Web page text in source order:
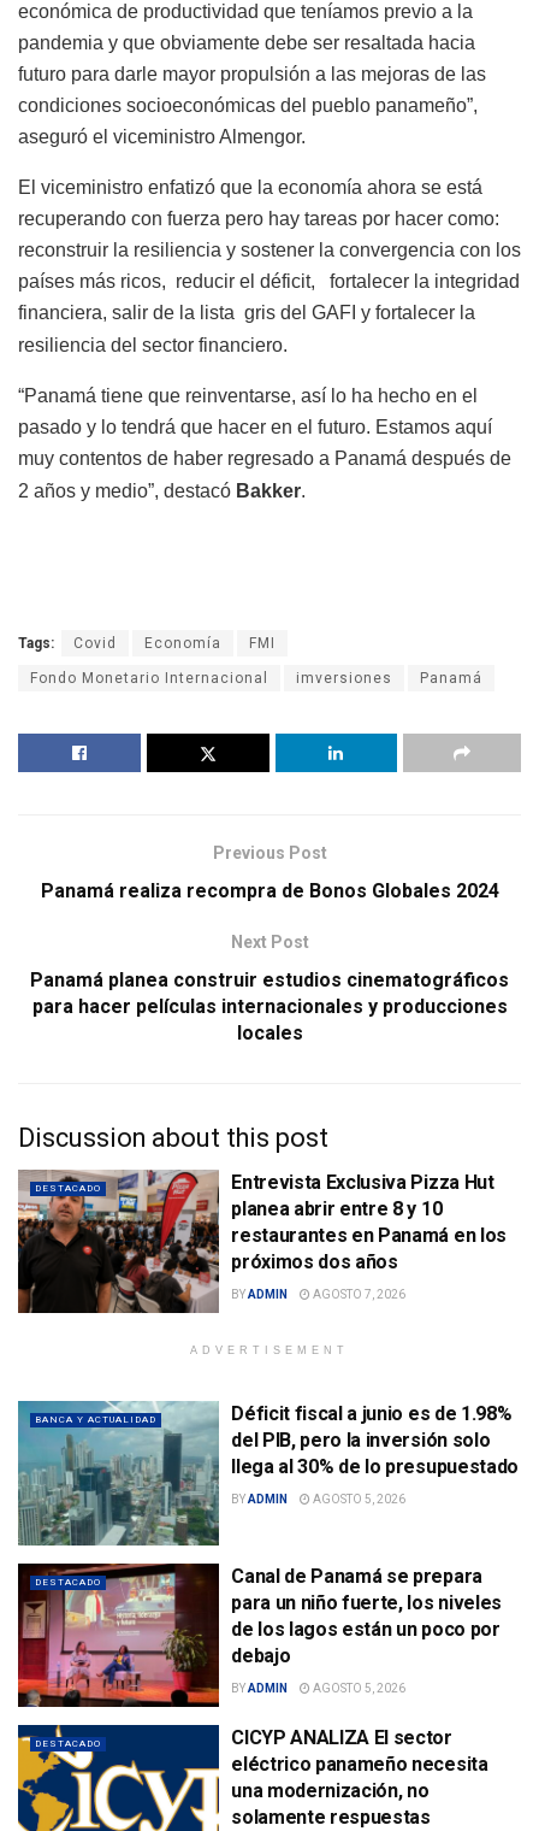
económica de productividad que teníamos previo a la
pandemia y que obviamente debe ser resaltada hacia
futuro para darle mayor propulsión a las mejoras de las
condiciones socioeconómicas del pueblo panameño”,
aseguró el viceministro Almengor.
El viceministro enfatizó que la economía ahora se está
recuperando con fuerza pero hay tareas por hacer como:
reconstruir la resiliencia y sostener la convergencia con los
países más ricos, reducir el déficit, fortalecer la integridad
financiera, salir de la lista gris del GAFI y fortalecer la
resiliencia del sector financiero.
“Panamá tiene que reinventarse, así lo ha hecho en el
pasado y lo tendrá que hacer en el futuro. Estamos aquí
muy contentos de haber regresado a Panamá después de
2 años y medio”, destacó Bakker.
Tags: Covid Economía FMI
Fondo Monetario Internacional imversiones Panamá
Previous Post
Panamá realiza recompra de Bonos Globales 2024
Next Post
Panamá planea construir estudios cinematográficos
para hacer películas internacionales y producciones
locales
Discussion about this post
DESTACADO
Entrevista Exclusiva Pizza Hut
planea abrir entre 8 y 10
restaurantes en Panamá en los
próximos dos años
BYADMIN AGOSTO 7, 2026
ADVERTISEMENT
BANCA Y ACTUALIDAD
Déficit fiscal a junio es de 1.98%
del PIB, pero la inversión solo
llega al 30% de lo presupuestado
BYADMIN AGOSTO 5, 2026
DESTACADO
Canal de Panamá se prepara
para un niño fuerte, los niveles
de los lagos están un poco por
debajo
BYADMIN AGOSTO 5, 2026
DESTACADO
CICYP ANALIZA El sector
eléctrico panameño necesita
una modernización, no
solamente respuestas